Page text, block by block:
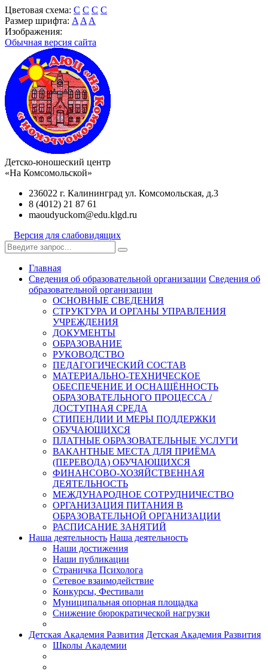
Цветовая схема: C C C C
Размер шрифта: A A A
Изображения:
Обычная версия сайта
Детско-юношеский центр
«На Комсомольской»
236022 г. Калининград ул. Комсомольская, д.3
8 (4012) 21 87 61
maoudyuckom@edu.klgd.ru
Версия для слабовидящих
Главная
Сведения об образовательной организации Сведения об
образовательной организации
ОСНОВНЫЕ СВЕДЕНИЯ
СТРУКТУРА И ОРГАНЫ УПРАВЛЕНИЯ
УЧРЕЖДЕНИЯ
ДОКУМЕНТЫ
ОБРАЗОВАНИЕ
РУКОВОДСТВО
ПЕДАГОГИЧЕСКИЙ СОСТАВ
МАТЕРИАЛЬНО-ТЕХНИЧЕСКОЕ
ОБЕСПЕЧЕНИЕ И ОСНАЩЁННОСТЬ
ОБРАЗОВАТЕЛЬНОГО ПРОЦЕССА /
ДОСТУПНАЯ СРЕДА
СТИПЕНДИИ И МЕРЫ ПОДДЕРЖКИ
ОБУЧАЮЩИХСЯ
ПЛАТНЫЕ ОБРАЗОВАТЕЛЬНЫЕ УСЛУГИ
ВАКАНТНЫЕ МЕСТА ДЛЯ ПРИЁМА
(ПЕРЕВОДА) ОБУЧАЮЩИХСЯ
ФИНАНСОВО-ХОЗЯЙСТВЕННАЯ
ДЕЯТЕЛЬНОСТЬ
МЕЖДУНАРОДНОЕ СОТРУДНИЧЕСТВО
ОРГАНИЗАЦИЯ ПИТАНИЯ В
ОБРАЗОВАТЕЛЬНОЙ ОРГАНИЗАЦИИ
РАСПИСАНИЕ ЗАНЯТИЙ
Наша деятельность Наша деятельность
Наши достижения
Наши публикации
Страничка Психолога
Сетевое взаимодействие
Конкурсы, Фестивали
Муниципальная опорная площадка
Снижение бюрократической нагрузки
Детская Академия Развития Детская Академия Развития
Школы Академии